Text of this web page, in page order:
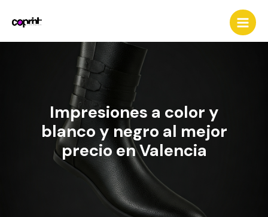
Impresiones a color y
blanco y negro al mejor
precio en Valencia